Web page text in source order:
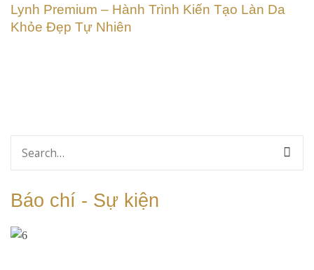
Lynh Premium – Hành Trình Kiến Tạo Làn Da
Khỏe Đẹp Tự Nhiên
for:
Báo chí - Sự kiện